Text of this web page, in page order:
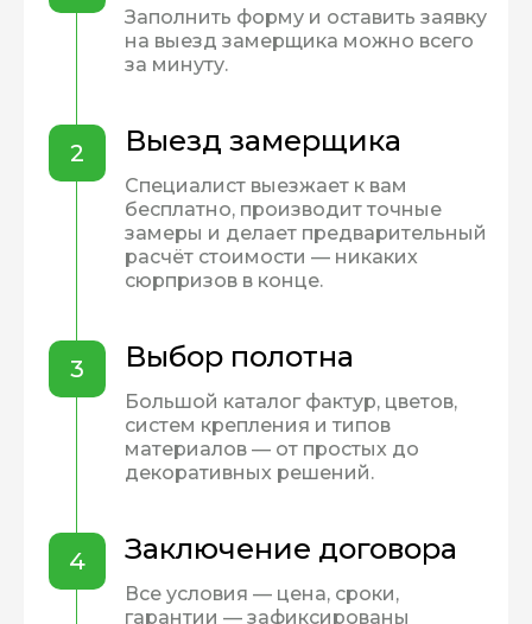
Заполнить форму и оставить заявку
на выезд замерщика можно всего
за минуту.
2 Выезд замерщика
Специалист выезжает к вам
бесплатно, производит точные
замеры и делает предварительный
расчёт стоимости — никаких
сюрпризов в конце.
3 Выбор полотна
Большой каталог фактур, цветов,
систем крепления и типов
материалов — от простых до
декоративных решений.
4 Заключение договора
Все условия — цена, сроки,
гарантии — зафиксированы